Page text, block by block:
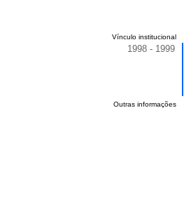
Vínculo institucional
1998 - 1999
Outras informações